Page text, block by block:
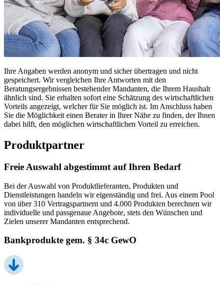
Ihre Angaben werden anonym und sicher übertragen und nicht
gespeichert. Wir vergleichen Ihre Antworten mit den
Beratungsergebnissen bestehender Mandanten, die Ihrem Haushalt
ähnlich sind. Sie erhalten sofort eine Schätzung des wirtschaftlichen
Vorteils angezeigt, welcher für Sie möglich ist. Im Anschluss haben
Sie die Möglichkeit einen Berater in Ihrer Nähe zu finden, der Ihnen
dabei hilft, den möglichen wirtschaftlichen Vorteil zu erreichen.
Produktpartner
Freie Auswahl abgestimmt auf Ihren Bedarf
Bei der Auswahl von Produktlieferanten, Produkten und
Dienstleistungen handeln wir eigenständig und frei. Aus einem Pool
von über 310 Vertragspartnern und 4.000 Produkten berechnen wir
individuelle und passgenaue Angebote, stets den Wünschen und
Zielen unserer Mandanten entsprechend.
Bankprodukte gem. § 34c GewO